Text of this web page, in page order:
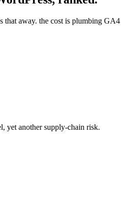
away. the cost is plumbing
yet another supply-chain risk.